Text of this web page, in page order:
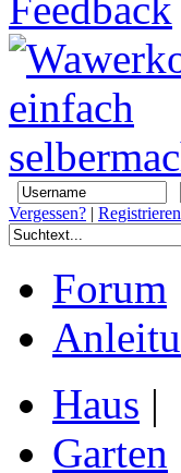
Vergessen? | Registrieren
Forum
Haus |
Garten